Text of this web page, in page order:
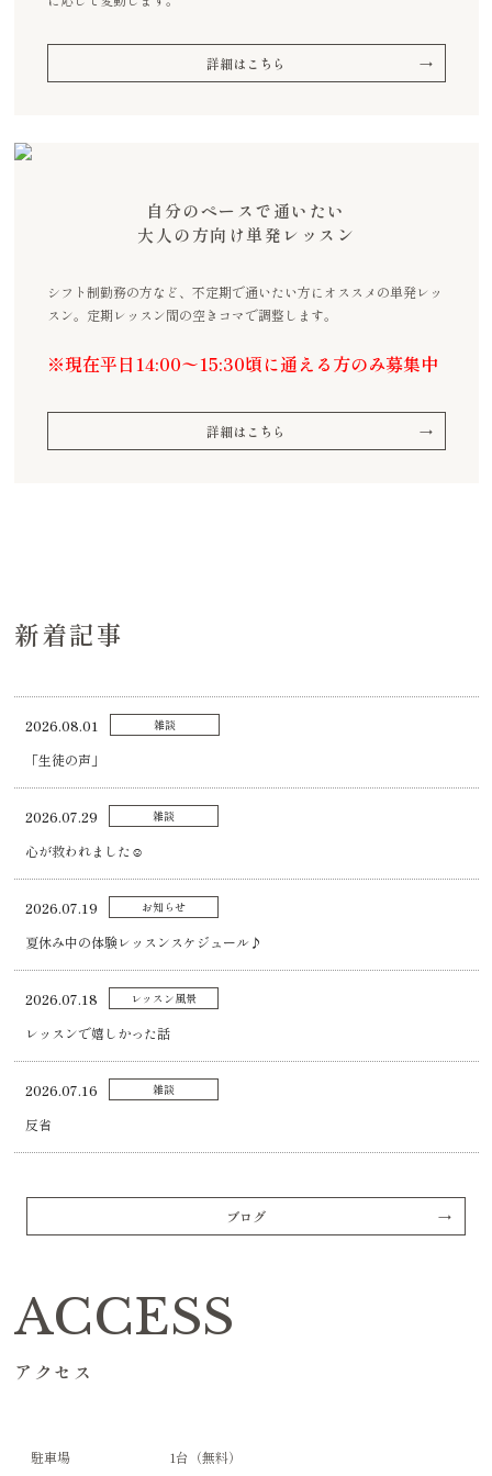
詳細はこちら
自分のペースで通いたい
大人の方向け単発レッスン
シフト制勤務の方など、不定期で通いたい方にオススメの単発レッ
スン。定期レッスン間の空きコマで調整します。
※現在平日14:00〜15:30頃に通える方のみ募集中
詳細はこちら
新着記事
2026.08.01 雑談
「生徒の声」
2026.07.29 雑談
心が救われました☺️
2026.07.19 お知らせ
夏休み中の体験レッスンスケジュール♪
2026.07.18 レッスン風景
レッスンで嬉しかった話
2026.07.16 雑談
反省
ブログ
ACCESS
アクセス
駐車場 1台（無料）